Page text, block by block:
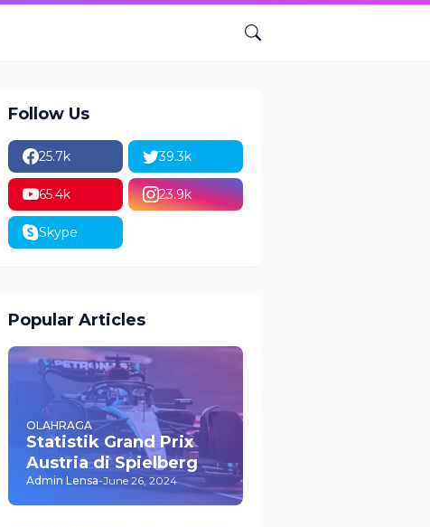
Follow Us
25.7k 39.3k
65.4k 23.9k
Skype
Popular Articles
OLAHRAGA
Statistik Grand Prix
Austria di Spielberg
Admin Lensa-June 26, 2024